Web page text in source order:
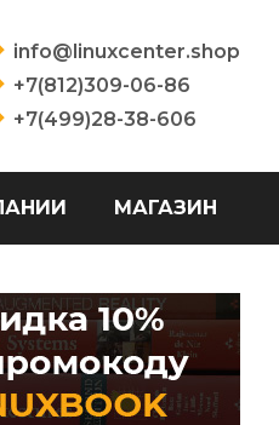
info@linuxcenter.shop
+7(812)309-06-86
+7(499)28-38-606
МАГАЗИН